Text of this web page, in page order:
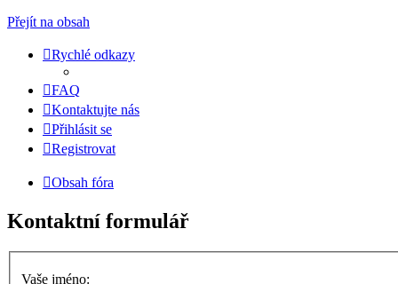
Přejít na obsah
Rychlé odkazy
FAQ
Kontaktujte nás
Přihlásit se
Registrovat
Obsah fóra
Kontaktní formulář
Vaše jméno: